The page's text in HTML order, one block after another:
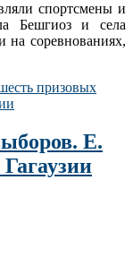
спортсмены и
Бешгиоз и села
на соревнованиях,
призовых
Е.